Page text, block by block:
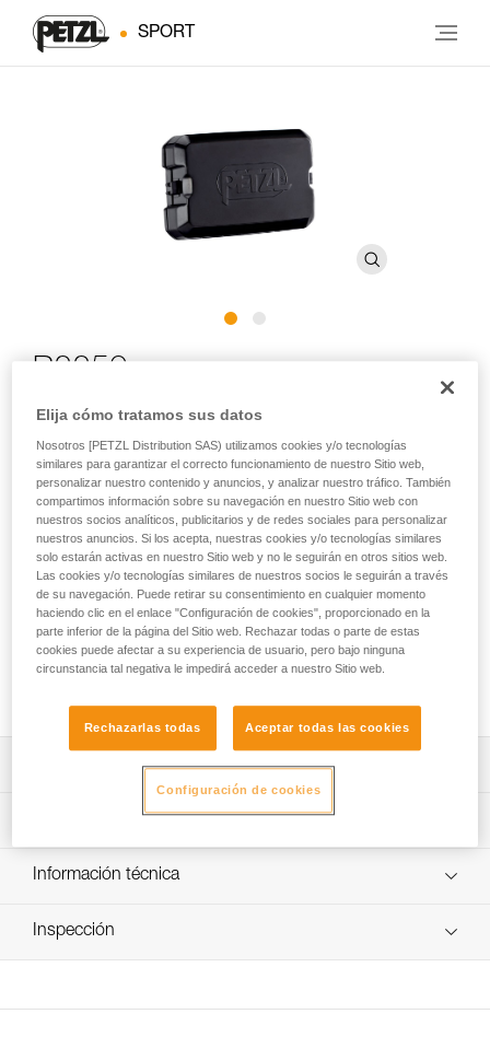
SPORT
R2250
SWIFT RL CLASSIC
La batería R2250 de ión litio garantiza un alto rendimiento de
las linternas frontales SWIFT RL y SWIFT RL CLASSIC,
incluso a bajas temperaturas. Se recarga mediante un
conector USB-C y dispone de un indicador luminoso de
carga.
¿Buscas la mejor linterna frontal para tus actividades?
ACCEDER A LA AYUDA
Batería de ión litio de 2250 mAh (3,85 V / 8,47 Wh) para la
Recarga simple mediante el conector USB-C (cable de
Características técnicas
Peso: 42 g
Capacidad: 2250 mAh (3,85 V / 8,47 Wh)
Número de ciclos carga/descarga: 300
Información técnica
Descargar el pdf technical-notice-R2250
Descargar el pdf SWIFT RL ACCESORIES COMPATIBILITY
Declaración de conformidad
Inspección
Elija cómo tratamos sus datos
Nosotros [PETZL Distribution SAS) utilizamos cookies y/o tecnologías
similares para garantizar el correcto funcionamiento de nuestro Sitio web,
personalizar nuestro contenido y anuncios, y analizar nuestro tráfico. También
compartimos información sobre su navegación en nuestro Sitio web con
nuestros socios analíticos, publicitarios y de redes sociales para personalizar
nuestros anuncios. Si los acepta, nuestras cookies y/o tecnologías similares
solo estarán activas en nuestro Sitio web y no le seguirán en otros sitios web.
Las cookies y/o tecnologías similares de nuestros socios le seguirán a través
de su navegación. Puede retirar su consentimiento en cualquier momento
haciendo clic en el enlace "Configuración de cookies", proporcionado en la
parte inferior de la página del Sitio web. Rechazar todas o parte de estas
cookies puede afectar a su experiencia de usuario, pero bajo ninguna
circunstancia tal negativa le impedirá acceder a nuestro Sitio web.
Rechazarlas todas Aceptar todas las cookies
Configuración de cookies